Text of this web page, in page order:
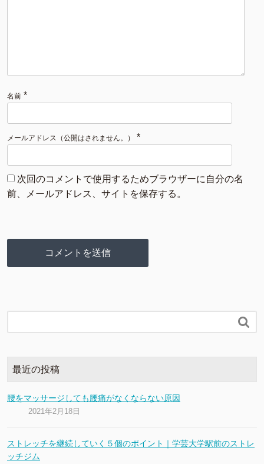
名前 *
メールアドレス（公開はされません。） *
次回のコメントで使用するためブラウザーに自分の名
前、メールアドレス、サイトを保存する。

最近の投稿
腰をマッサージしても腰痛がなくならない原因
2021年2月18日
ストレッチを継続していく５個のポイント｜学芸大学駅前のストレ
ッチジム